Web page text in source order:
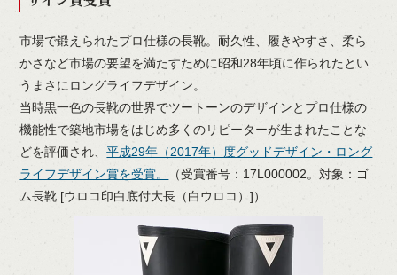
市場で鍛えられたプロ仕様の長靴。耐久性、履きやすさ、柔ら
かさなど市場の要望を満たすために昭和28年頃に作られたとい
うまさにロングライフデザイン。
当時黒一色の長靴の世界でツートーンのデザインとプロ仕様の
機能性で築地市場をはじめ多くのリピーターが生まれたことな
どを評価され、平成29年（2017年）度グッドデザイン・ロング
ライフデザイン賞を受賞。
（受賞番号：17L000002。対象：ゴ
ム長靴 [ウロコ印白底付大長（白ウロコ）]）